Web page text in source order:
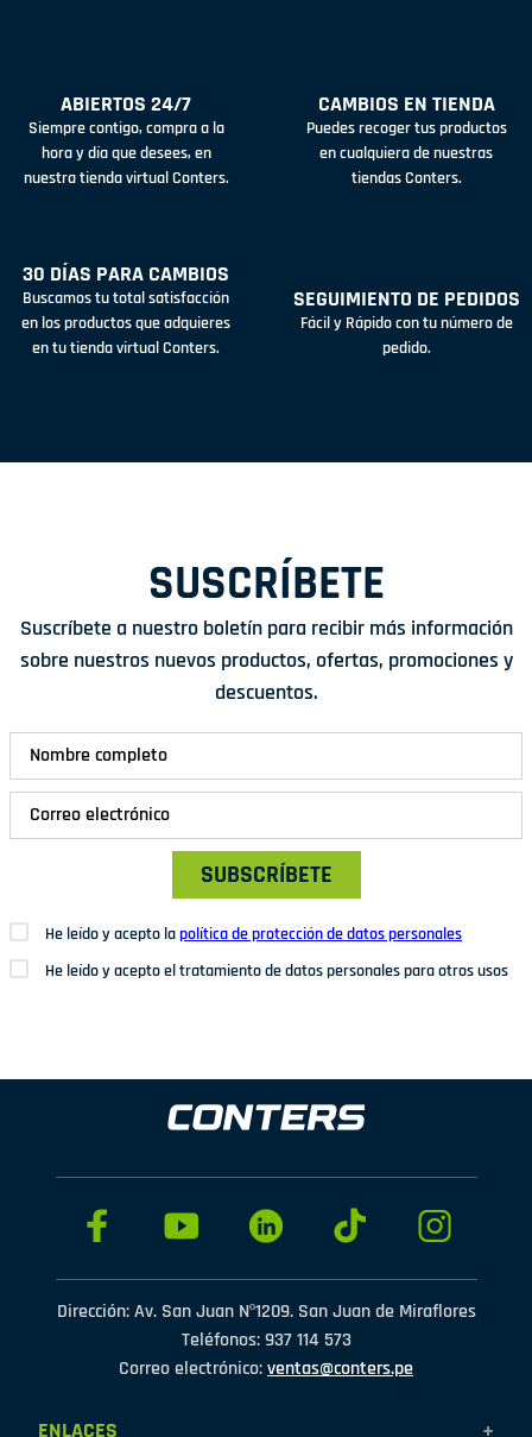
ABIERTOS 24/7
Siempre contigo, compra a la
hora y día que desees, en
nuestra tienda virtual Conters.
CAMBIOS EN TIENDA
Puedes recoger tus productos
en cualquiera de nuestras
tiendas Conters.
30 DÍAS PARA CAMBIOS
Buscamos tu total satisfacción
en los productos que adquieres
en tu tienda virtual Conters.
SEGUIMIENTO DE PEDIDOS
Fácil y Rápido con tu número de
pedido.
SUSCRÍBETE
Suscríbete a nuestro boletín para recibir más información
sobre nuestros nuevos productos, ofertas, promociones y
descuentos.
SUBSCRÍBETE
He leído y acepto lapolítica de protección de datos personales
He leído y acepto el tratamiento de datos personales para otros usos
Dirección: Av. San Juan Nº1209. San Juan de Miraflores
Teléfonos: 937 114 573
Correo electrónico:ventas@conters.pe
ENLACES +